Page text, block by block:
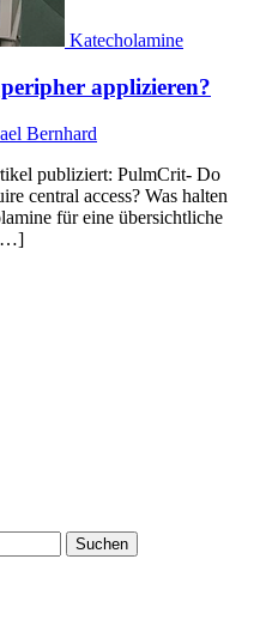
Katecholamine
applizieren?
Bernhard
publiziert: PulmCrit- Do
central access? Was halten
für eine übersichtliche
[…]